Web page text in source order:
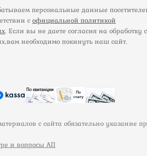
персональные данные
с официальной политикой
. Если вы не даете согласия на обработку
необходимо покинуть наш сайт.
с сайта обязательно указание
и вопросы АП